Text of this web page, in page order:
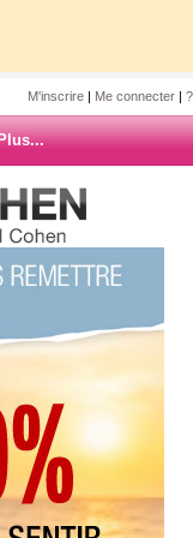
M'inscrire | Me connecter |